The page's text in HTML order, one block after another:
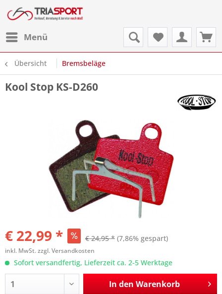
Menü
Übersicht Bremsbeläge
Kool Stop KS-D260
€ 22,99 * € 24,95 * (7,86% gespart)
inkl. MwSt.zzgl. Versandkosten
Sofort versandfertig, Lieferzeit ca. 2-5 Werktage
In den Warenkorb